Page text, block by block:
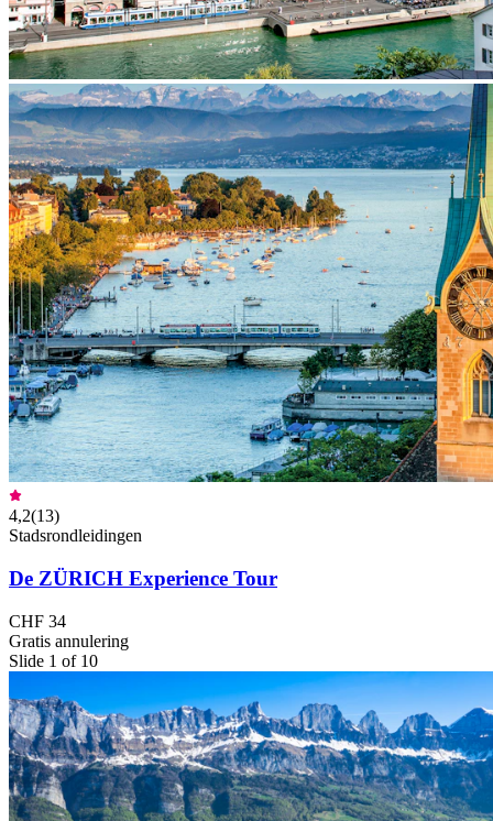
4,2(13)
Stadsrondleidingen
De ZÜRICH Experience Tour
CHF 34
Gratis annulering
Slide 1 of 10